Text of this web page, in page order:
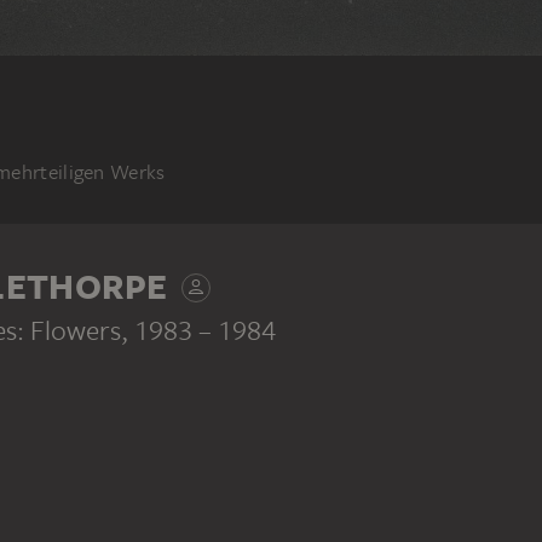
Werks
Flowers, 1983 – 1984